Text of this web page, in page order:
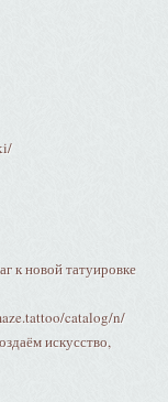
к новой татуировке
catalog/n/
искусство,